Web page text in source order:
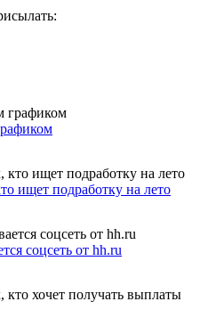
ищет подработку на лето
соцсеть от hh.ru